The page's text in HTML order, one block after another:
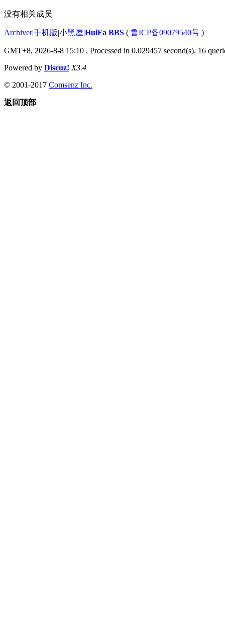
没有相关成员
Archiver|手机版|小黑屋|HuiFa BBS ( 鲁ICP备09079540号 )
GMT+8, 2026-8-8 15:10 , Processed in 0.029457 second(s), 16
Powered by Discuz! X3.4
© 2001-2017 Comsenz Inc.
返回顶部